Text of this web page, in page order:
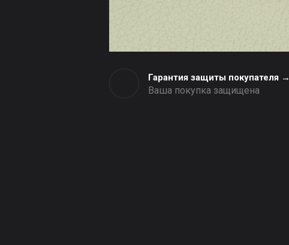
Гарантия защиты покупателя →
Ваша покупка защищена